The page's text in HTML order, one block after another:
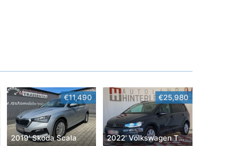
€11,490
2019' Skoda Scala
€25,980
2022' Volkswagen Touran